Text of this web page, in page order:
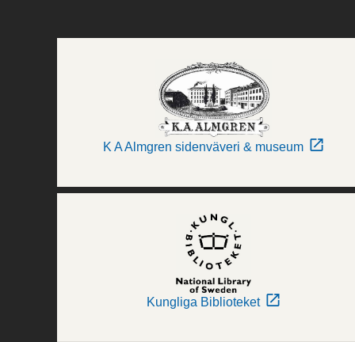
K A Almgren sidenväveri & museum
Kungliga Biblioteket